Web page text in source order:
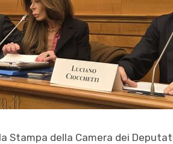
Stampa della Camera dei